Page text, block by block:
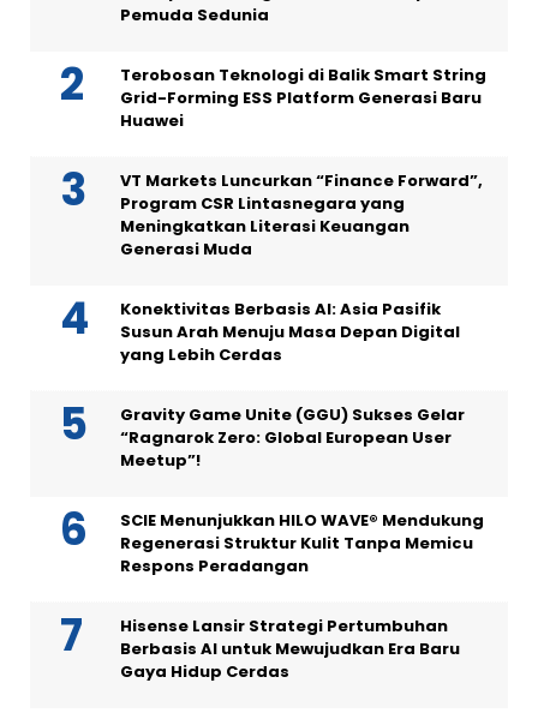
Pemuda Sedunia
Terobosan Teknologi di Balik Smart String
Grid-Forming ESS Platform Generasi Baru
Huawei
VT Markets Luncurkan “Finance Forward”,
Program CSR Lintasnegara yang
Meningkatkan Literasi Keuangan
Generasi Muda
Konektivitas Berbasis AI: Asia Pasifik
Susun Arah Menuju Masa Depan Digital
yang Lebih Cerdas
Gravity Game Unite (GGU) Sukses Gelar
“Ragnarok Zero: Global European User
Meetup”!
SCIE Menunjukkan HILO WAVE® Mendukung
Regenerasi Struktur Kulit Tanpa Memicu
Respons Peradangan
Hisense Lansir Strategi Pertumbuhan
Berbasis AI untuk Mewujudkan Era Baru
Gaya Hidup Cerdas